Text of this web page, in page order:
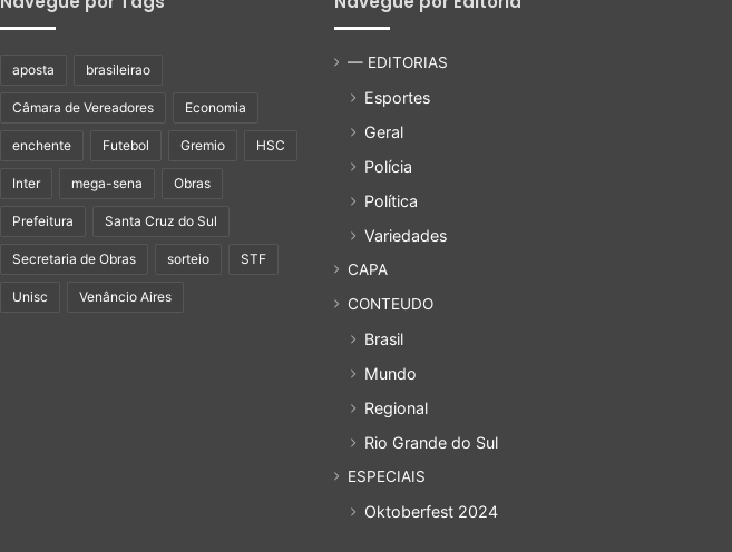
aposta brasileirao
Câmara de Vereadores Economia
enchente Futebol Gremio HSC
Inter mega-sena Obras
Prefeitura Santa Cruz do Sul
Secretaria de Obras sorteio STF
Unisc Venâncio Aires
— EDITORIAS
Esportes
Geral
Polícia
Política
Variedades
CAPA
CONTEUDO
Brasil
Mundo
Regional
Rio Grande do Sul
ESPECIAIS
Oktoberfest 2024